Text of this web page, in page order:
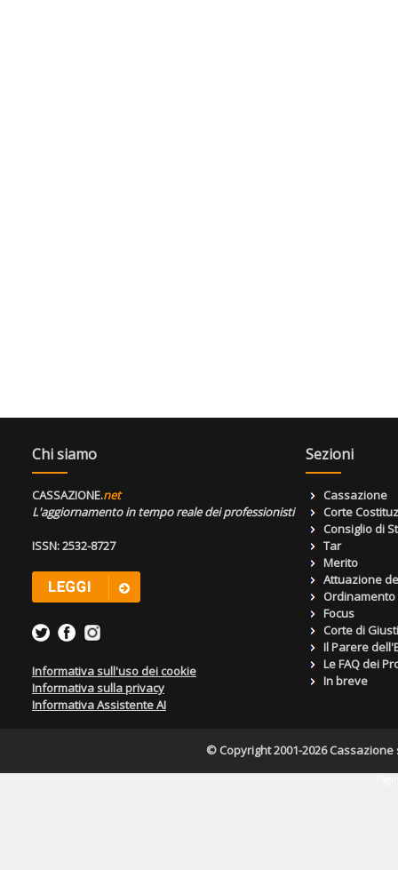
Chi siamo
CASSAZIONE.net
L'aggiornamento in tempo reale dei professionisti
ISSN: 2532-8727
Informativa sull'uso dei cookie
Informativa sulla privacy
Informativa Assistente AI
Sezioni
Cassazione
Corte
Consiglio di
Tar
Merito
Attuazione
Focus
Corte di
Il Parere
Le FAQ dei
In breve
© Copyright 2001-2026 Cassazione